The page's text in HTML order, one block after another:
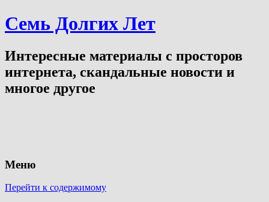
Семь Долгих Лет
Интересные материалы с просторов
интернета, скандальные новости и
многое другое
Меню
Перейти к содержимому